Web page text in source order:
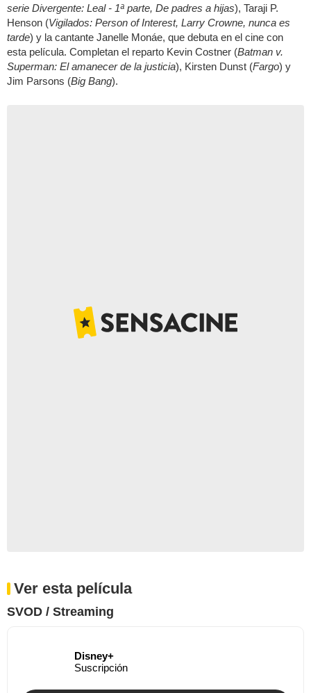
serie Divergente: Leal - 1ª parte, De padres a hijas), Taraji P.
Henson (Vigilados: Person of Interest, Larry Crowne, nunca es
tarde) y la cantante Janelle Monáe, que debuta en el cine con
esta película. Completan el reparto Kevin Costner (Batman v.
Superman: El amanecer de la justicia), Kirsten Dunst (Fargo) y
Jim Parsons (Big Bang).
Ver esta película
SVOD / Streaming
Disney+
Suscripción